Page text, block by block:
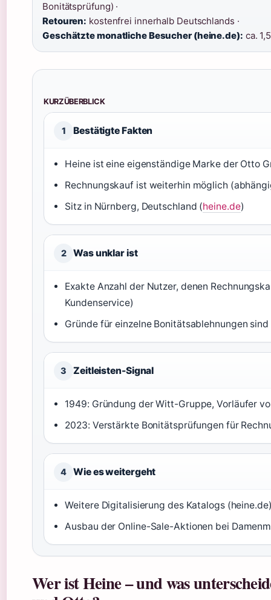
Bonitätsprüfung) ·
Retouren: kostenfrei innerhalb Deutschlands ·
Geschätzte monatliche Besucher (heine.de): ca.
KURZÜBERBLICK
1 Bestätigte Fakten
Heine ist eine eigenständige Marke der Otto
Rechnungskauf ist weiterhin möglich
Sitz in Nürnberg, Deutschland (heine.de)
2 Was unklar ist
Exakte Anzahl der Nutzer, denen
Kundenservice)
Gründe für einzelne Bonitätsablehnungen
3 Zeitleisten-Signal
1949: Gründung der Witt-Gruppe, Vorläufer
2023: Verstärkte Bonitätsprüfungen für
4 Wie es weitergeht
Weitere Digitalisierung des Katalogs
Ausbau der Online-Sale-Aktionen bei
Wer ist Heine – und was